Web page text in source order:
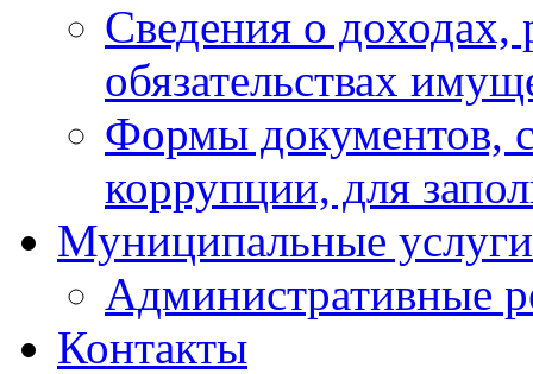
Сведения о доходах,
обязательствах
Формы документов,
коррупции, для
Муниципальные услуги
Административные
Контакты